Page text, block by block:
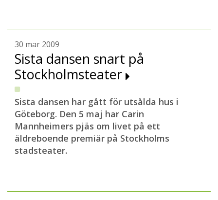
30 mar 2009
Sista dansen snart på
Stockholmsteater
Sista dansen har gått för utsålda hus i
Göteborg. Den 5 maj har Carin
Mannheimers pjäs om livet på ett
äldreboende premiär på Stockholms
stadsteater.